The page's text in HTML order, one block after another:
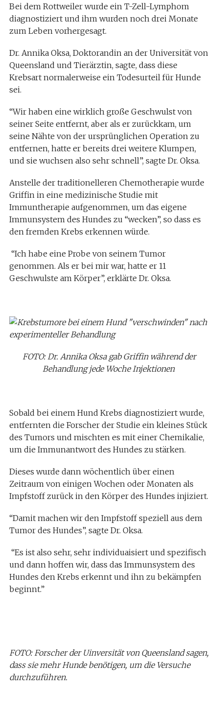
Bei dem Rottweiler wurde ein T-Zell-Lymphom
diagnostiziert und ihm wurden noch drei Monate
zum Leben vorhergesagt.
Dr. Annika Oksa, Doktorandin an der Universität von
Queensland und Tierärztin, sagte, dass diese
Krebsart normalerweise ein Todesurteil für Hunde
sei.
“Wir haben eine wirklich große Geschwulst von
seiner Seite entfernt, aber als er zurückkam, um
seine Nähte von der ursprünglichen Operation zu
entfernen, hatte er bereits drei weitere Klumpen,
und sie wuchsen also sehr schnell”, sagte Dr. Oksa.
Anstelle der traditionelleren Chemotherapie wurde
Griffin in eine medizinische Studie mit
Immuntherapie aufgenommen, um das eigene
Immunsystem des Hundes zu “wecken”, so dass es
den fremden Krebs erkennen würde.
“Ich habe eine Probe von seinem Tumor
genommen. Als er bei mir war, hatte er 11
Geschwulste am Körper”, erklärte Dr. Oksa.
FOTO: Dr. Annika Oksa gab Griffin während der
Behandlung jede Woche Injektionen
Sobald bei einem Hund Krebs diagnostiziert wurde,
entfernten die Forscher der Studie ein kleines Stück
des Tumors und mischten es mit einer Chemikalie,
um die Immunantwort des Hundes zu stärken.
Dieses wurde dann wöchentlich über einen
Zeitraum von einigen Wochen oder Monaten als
Impfstoff zurück in den Körper des Hundes injiziert.
“Damit machen wir den Impfstoff speziell aus dem
Tumor des Hundes”, sagte Dr. Oksa.
“Es ist also sehr, sehr individuaisiert und spezifisch
und dann hoffen wir, dass das Immunsystem des
Hundes den Krebs erkennt und ihn zu bekämpfen
beginnt.”
FOTO: Forscher der Uinversität von Queensland sagen,
dass sie mehr Hunde benötigen, um die Versuche
durchzuführen.